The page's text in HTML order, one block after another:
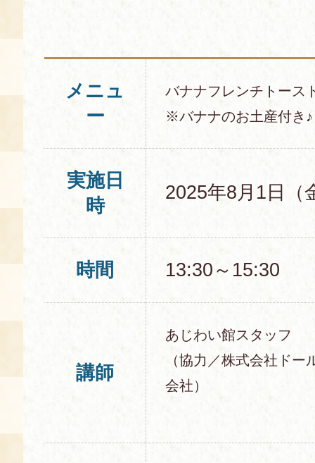
メニュ
ー
バナナフレンチトース
※バナナのお土産付き♪
実施日
時
2025年8月1日（
時間 13:30～15:30
講師
あじわい館スタッフ
（協力／株式会社ド
会社）